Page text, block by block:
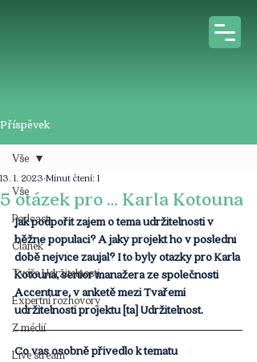
Příspěvek
Vše
Podcast
Článek
Tváře Udržitelnosti
Expertní rozhovory
Z médií
Live stream
Vše
5 otázek pro … Karla Kotouna
13. 1. 2023 Minut čtení: 1
Jak podpořit zájem o téma udržitelnosti v
běžné populaci? A jaký projekt ho v poslední
době nejvíce zaujal? I to byly otázky pro Karla
Kotouna, senior manažera ze společnosti
Accenture, v anketě mezi Tvářemi
udržitelnosti projektu [ta] Udržitelnost.
Co vás osobně přivedlo k tématu